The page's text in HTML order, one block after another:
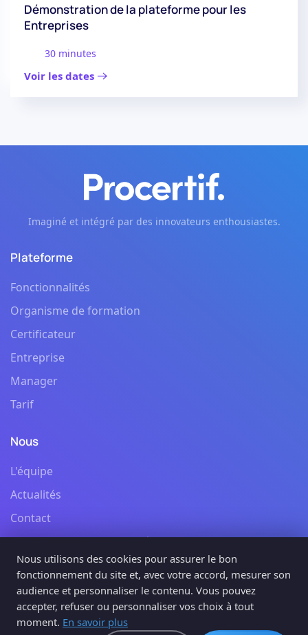
Démonstration de la plateforme pour les
Entreprises
30 minutes
Voir les dates
Imaginé et intégré par des innovateurs enthousiastes.
Plateforme
Fonctionnalités
Organisme de formation
Certificateur
Entreprise
Manager
Tarif
Nous
L'équipe
Actualités
Contact
Politique de confidentialité
Mentions légales et cgu
Suivez-nous
Nous utilisons des cookies pour assurer le bon
fonctionnement du site et, avec votre accord, mesurer son
audience et personnaliser le contenu. Vous pouvez
accepter, refuser ou personnaliser vos choix à tout
moment. En savoir plus